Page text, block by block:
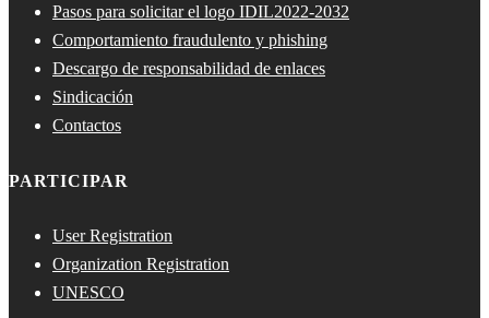
Pasos para solicitar el logo IDIL2022-2032
Comportamiento fraudulento y phishing
Descargo de responsabilidad de enlaces
Sindicación
Contactos
PARTICIPAR
User Registration
Organization Registration
UNESCO